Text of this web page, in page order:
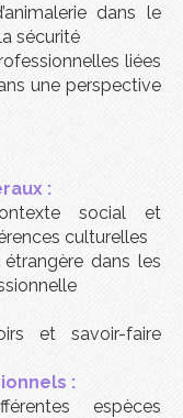
dans le
sécurité
liées
une perspective
raux :
social et
culturelles
dans les
et savoir-faire
:
espèces